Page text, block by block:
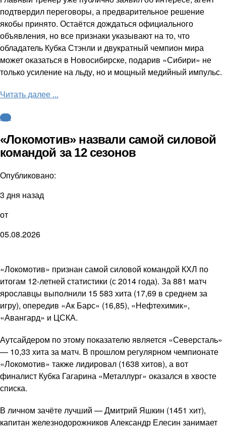
подтвердил переговоры, а предварительное решение
якобы принято. Остаётся дождаться официального
объявления, но все признаки указывают на то, что
обладатель Кубка Стэнли и двукратный чемпион мира
может оказаться в Новосибирске, подарив «Сибири» не
только усиление на льду, но и мощный медийный импульс.
Читать далее ...
КХЛ
«Локомотив» назвали самой силовой
командой за 12 сезонов
Опубликовано:
3 дня назад
от
05.08.2026
«Локомотив» признан самой силовой командой КХЛ по
итогам 12-летней статистики (с 2014 года). За 881 матч
ярославцы выполнили 15 583 хита (17,69 в среднем за
игру), опередив «Ак Барс» (16,85), «Нефтехимик»,
«Авангард» и ЦСКА.
Аутсайдером по этому показателю является «Северсталь»
— 10,33 хита за матч. В прошлом регулярном чемпионате
«Локомотив» также лидировал (1638 хитов), а вот
финалист Кубка Гагарина «Металлург» оказался в хвосте
списка.
В личном зачёте лучший — Дмитрий Яшкин (1451 хит),
капитан железнодорожников Александр Елесин занимает